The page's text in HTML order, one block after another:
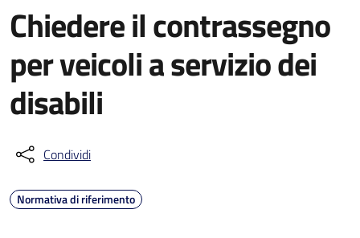
Chiedere il contrassegno
per veicoli a servizio dei
disabili
Condividi
Normativa di riferimento